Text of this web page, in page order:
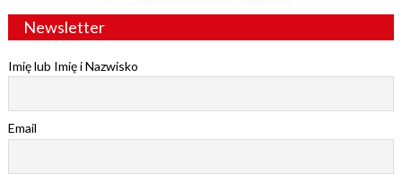
Newsletter
Imię lub Imię i Nazwisko
Email